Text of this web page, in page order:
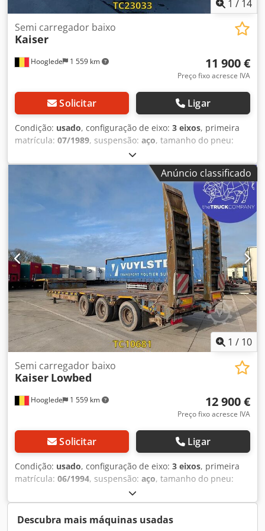
1 / 14
Hooglede 1 559 km
Semi carregador baixo
Kaiser
11 900 €
Preço fixo acresce IVA
Solicitar Ligar
Condição: usado, configuração de eixo: 3 eixos, primeira
matrícula: 07/1989, suspensão: aço, tamanho do pneu:
, Ano de fabrico:
Configuração dos eixos Medida dos pneus: 235/75 R17.5
Travões: travões de tambor Suspensão: feixe de molas Eixo
traseiro 1: perfil do pneu esquerdo: 60%; perfil do pneu
direito: 40% Eixo traseiro 2: perfil do pneu esquerdo: 80%;
perfil do pneu direito: 80% Eixo traseiro 3: perfil do pneu
esquerdo: 45%; perfil do pneu direito: 50% Chedpfx
Aezrbphsi Soa Pesos Peso em vazio: 9.400 kg Carga útil:
24.600 kg Peso bruto total: 34.000 kg Condição Danos:
nenhum
Anúncio classificado
1 / 10
Hooglede 1 559 km
Semi carregador baixo
Kaiser Lowbed
12 900 €
Preço fixo acresce IVA
Solicitar Ligar
Condição: usado, configuração de eixo: 3 eixos, primeira
matrícula: 06/1994, suspensão: aço, tamanho do pneu:
, Ano de fabrico:
dos eixos Medida dos pneus: 9.5r17.5 Travões: travões de
tambor Suspensão: suspensão de feixe de molas Eixo
traseiro 1: rodagem dupla; profundidade do piso pneu
Descubra mais máquinas usadas